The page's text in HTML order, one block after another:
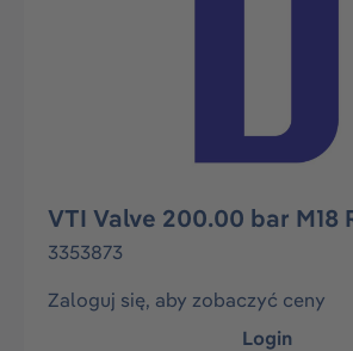
VTI Valve 200.00 bar M18
3353873
Zaloguj się, aby zobaczyć ceny
Login